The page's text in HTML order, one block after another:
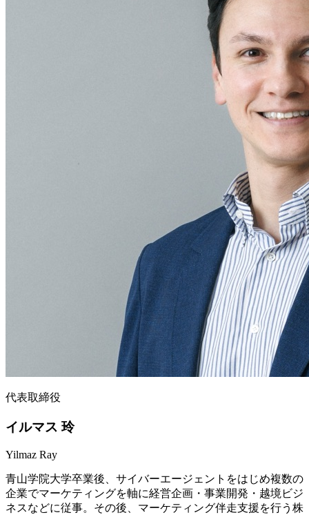
代表取締役
イルマス 玲
Yilmaz Ray
青山学院大学卒業後、サイバーエージェントをはじめ複数の
企業でマーケティングを軸に経営企画・事業開発・越境ビジ
ネスなどに従事。その後、マーケティング伴走支援を行う株